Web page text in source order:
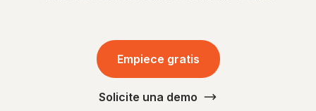
Empiece gratis
Solicite una demo